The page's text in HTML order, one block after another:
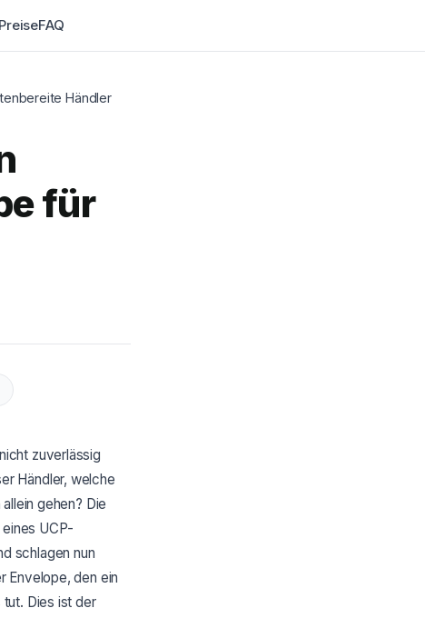
PreiseFAQ
Händler
für
zuverlässig
Händler, welche
gehen? Die
UCP-
schlagen nun
den ein
Dies ist der